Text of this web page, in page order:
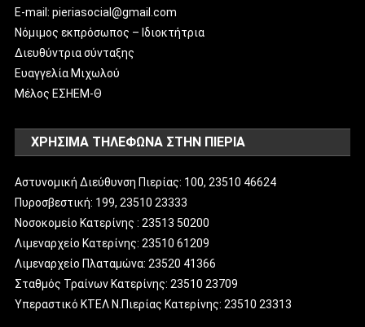
E-mail: pieriasocial@gmail.com
Νόμιμος εκπρόσωπος – Ιδιοκτήτρια
Διευθύντρια σύνταξης
Ευαγγελία Μιχωλού
Μέλος ΕΣΗΕΜ-Θ
ΧΡΗΣΙΜΑ ΤΗΛΕΦΩΝΑ ΣΤΗΝ ΠΙΕΡΙΑ
Αστυνομική Διεύθυνση Πιερίας: 100, 23510 46624
Πυροσβεστική: 199, 23510 23333
Νοσοκομείο Κατερίνης : 23513 50200
Λιμεναρχείο Κατερίνης: 23510 61209
Λιμεναρχείο Πλαταμώνα: 23520 41366
Σταθμός Τραίνων Κατερίνης: 23510 23709
Υπεραστικό ΚΤΕΛ Ν.Πιερίας Κατερίνης: 23510 23313